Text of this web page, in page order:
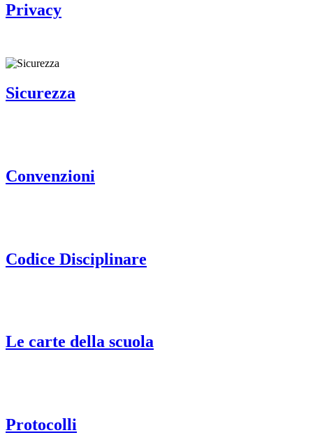
Privacy
Sicurezza
Convenzioni
Codice Disciplinare
Le carte della scuola
Protocolli